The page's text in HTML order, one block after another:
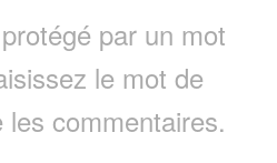
par un mot
le mot de
commentaires.